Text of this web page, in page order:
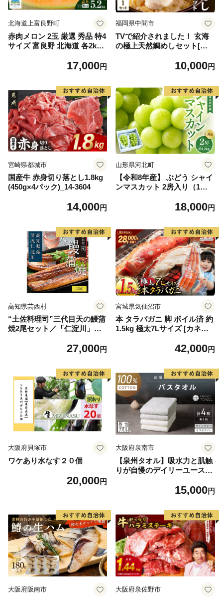
北海道上富良野町
赤肉メロン 2玉 厳選 秀品 特4
サイズ 富良野 北海道 各2kg
富良野 メロン めろん 果物 く
17,000円
福岡県中間市
TVで紹介されました！ 玄海
の極上天然鯛めしセット[鯛
だし]【010-0001】10,000円
宮崎県都城市
国産牛 赤身切り落とし1.8kg
(450g×4パック)_14-3604
14,000円
山形県河北町
【令和8年産】 ぶどう シャイ
ンマスカット 2房入り（1房6
産【山形eLab】 ka074-023-r
18,000円
高知県芸西村
“土佐料理司”三代目天の鰻蒲
焼2尾セット／「仁淀川」水
殖 国産・高知県産〈高知市共
27,000円
宮城県気仙沼市
本 タラバガニ 脚 ボイル済 約
1.5kg 極太7Lサイズ [カネダ
6] カニ かに 蟹 たらばがに た
42,000円
大阪府貝塚市
ワケあり水なす２０個
20,000円
大阪府泉南市
【泉州タオル】吸水力と肌触
りが自慢のデイリーユースバ
トグレー 4枚【配送不可地
15,000円
大阪府阪南市 大阪府泉佐野市